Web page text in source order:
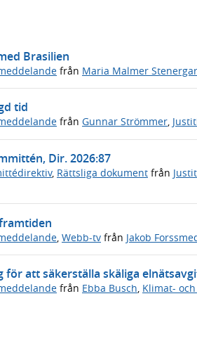
Brasilien
från Maria Malmer
tid
från Gunnar Strömmer,
Dir. 2026:87
, Rättsliga dokument från
Webb-tv från Jakob
för att säkerställa skäliga
från Ebba Busch, Klimat-